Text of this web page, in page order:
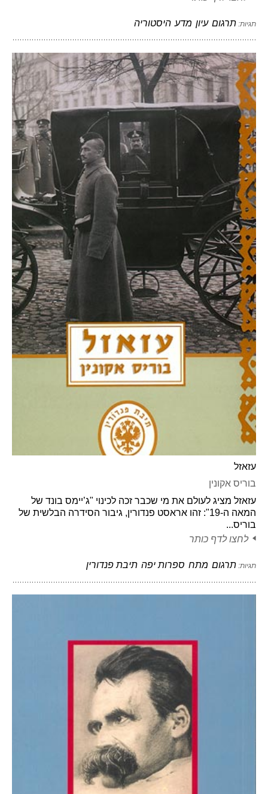
תגיות: תרגום עיון מדע היסטוריה
עזאזל
בוריס אקונין
עזאזל מציג לעולם את מי שכבר זכה לכינוי "ג’יימס בונד של
המאה ה-19": זהו אראסט פנדורין, גיבור הסידרה הבלשית של
בוריס...
לחצו לדף כותר
תגיות: תרגום מתח ספרות יפה תיבת פנדורין